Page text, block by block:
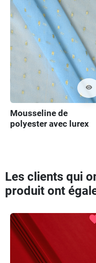
visibility
Mousseline de
polyester avec lurex
Les clients qui
produit ont